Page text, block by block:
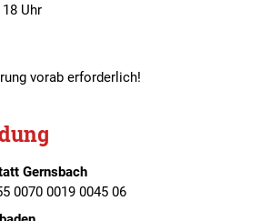
Uhr
vorab erforderlich!
Gernsbach
0070 0019 0045 06